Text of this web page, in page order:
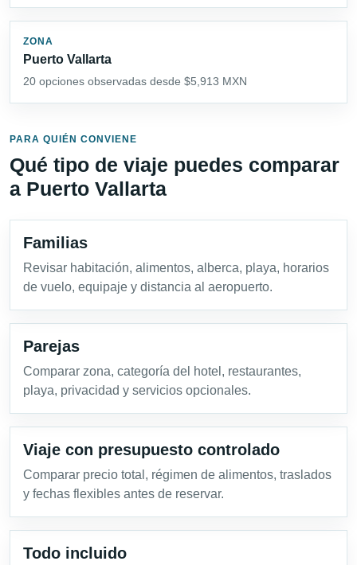
ZONA
Puerto Vallarta
20 opciones observadas desde $5,913 MXN
PARA QUIÉN CONVIENE
Qué tipo de viaje puedes comparar
a Puerto Vallarta
Familias
Revisar habitación, alimentos, alberca, playa, horarios
de vuelo, equipaje y distancia al aeropuerto.
Parejas
Comparar zona, categoría del hotel, restaurantes,
playa, privacidad y servicios opcionales.
Viaje con presupuesto controlado
Comparar precio total, régimen de alimentos, traslados
y fechas flexibles antes de reservar.
Todo incluido